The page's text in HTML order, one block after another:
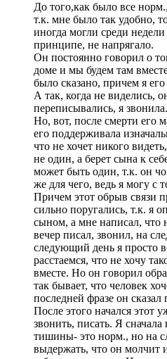
До того,как было все
т.к. мне было так удобно,
иногда могли среди недели
принципе, не напрягало.
Он постоянно говорил о
доме и мы будем там
было сказано, причем я его
А так, когда не виделись,
переписывались, я звонила.
Но, вот, после смерти его
его поддерживала
что не хочет никого
не один, а берет сына к
может быть один, т.к. он
же для чего, ведь я могу с
Причем этот обрыв связи
сильно поругались, т.к. я
сыном, а мне написал, что
вечер писал, звонил, на
следующий день я просто
расстаемся, что не хочу
вместе. Но он говорил
так бывает, что человек
последней фразе он сказал
После этого начался этот
звонить, писать. Я
тишины- это норм., но на
выдержать, что он молчит